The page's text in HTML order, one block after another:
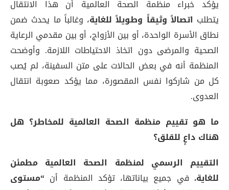
يؤكد خبراء منظمة الصحة العالمية أن هذا الانتقال
يتطلب اتصالاً وثيقاً وطويلاً للغاية، وغالباً ما يحدث ضمن
نطاق الأسرة الواحدة، أو بين الأزواج، أو بين مقدمي الرعاية
الصحية والمرضى دون اتخاذ الاحتياطات اللازمة. وأوضحت
المنظمة أنه في بعض الحالات على متن السفينة، لم يُصب
كل من شاركوا نفس المقصورة، مما يؤكد صعوبة انتقال
العدوى.
ما هو تقييم منظمة الصحة العالمية للمخاطر؟ هل
هناك داعٍ للقلق؟
التقييم الرسمي لمنظمة الصحة العالمية مطمئن
للغاية. في جميع بياناتها، تؤكد المنظمة أن “مستوى